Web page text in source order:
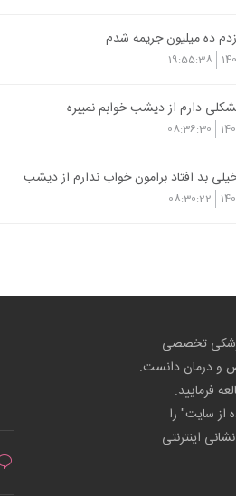
ده ميليون جريمه شدم
19:55:38
دارم از ديشب خوابم نميبره
08:36:30
بد افتاد برامون خواب ندارم از ديشب
08:30:22
پزشکی تخصصی
و درمان دانست.
فرمایید.
از سایت" را
اینترنتی